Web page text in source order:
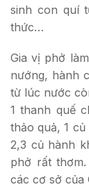
sinh con quí
thức…
Gia vị phở
nướng, hành
từ lúc nước
1 thanh quế
thảo quả, 1
2,3 củ hành
phở rất
các cơ sở của